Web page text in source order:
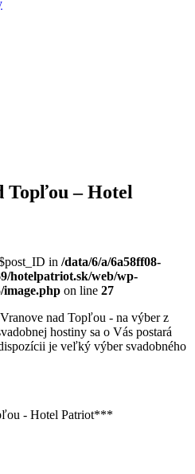
Topľou – Hotel
in /data/6/a/6a58ff08-
hotelpatriot.sk/web/wp-
image.php on line 27
nad Topľou - na výber z
hostiny sa o Vás postará
je veľký výber svadobného